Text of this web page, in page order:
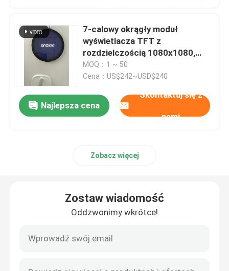
Wyświetlacz Epapieru
Cyfrowy wyświetlacz LED
Pojemnościowy panel dotykowy
7-calowy okrągły moduł
wyświetlacza TFT z
rozdzielczością 1080x1080,
jasnością 800c/d i interfejsem
MIPI
MOQ：1 ~ 50
Cena：US$242~USD$240
Najlepsza cena
Skontaktuj się z
nami
Zobacz więcej
Zostaw wiadomość
Oddzwonimy wkrótce!